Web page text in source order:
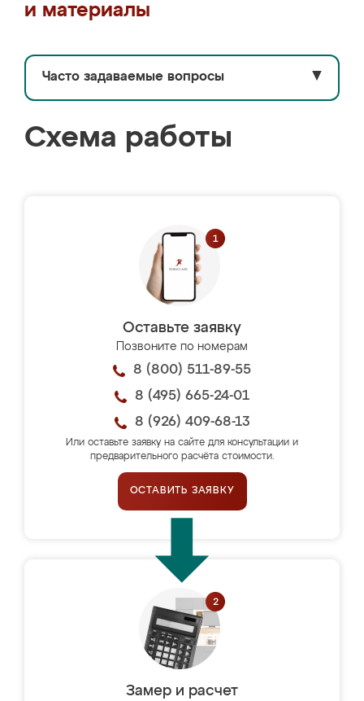
и материалы
Часто задаваемые вопросы ▼
Схема работы
Оставьте заявку
Позвоните по номерам
8 (800) 511-89-55
8 (495) 665-24-01
8 (926) 409-68-13
Или оставьте заявку на сайте для консультации и
предварительного расчёта стоимости.
ОСТАВИТЬ ЗАЯВКУ
Замер и расчет